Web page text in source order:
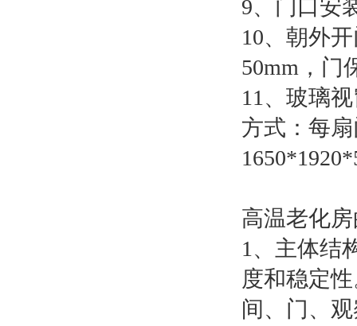
9、门口安
10、朝外
50mm，门
11、玻璃
方式：每
高温老化
1、主体结
度和稳定
间、门、